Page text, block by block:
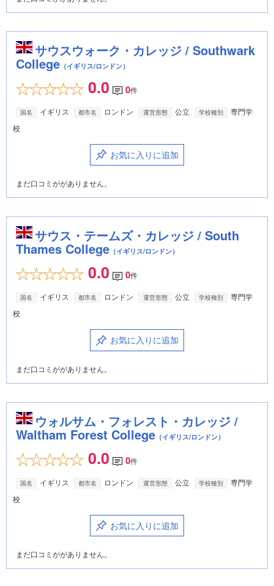
サウスウォーク・カレッジ / Southwark
College （イギリス/ロンドン）
0.0 0件
国名 イギリス 都市名 ロンドン 運営形態 公立 学校種別
専門学
校
お気に入りに追加
まだ口コミががありません。
サウス・テームズ・カレッジ / South
Thames College （イギリス/ロンドン）
0.0 0件
国名 イギリス 都市名 ロンドン 運営形態 公立 学校種別
専門学
校
お気に入りに追加
まだ口コミががありません。
ウォルサム・フォレスト・カレッジ /
Waltham Forest College （イギリス/ロンドン）
0.0 0件
国名 イギリス 都市名 ロンドン 運営形態 公立 学校種別
専門学
校
お気に入りに追加
まだ口コミががありません。